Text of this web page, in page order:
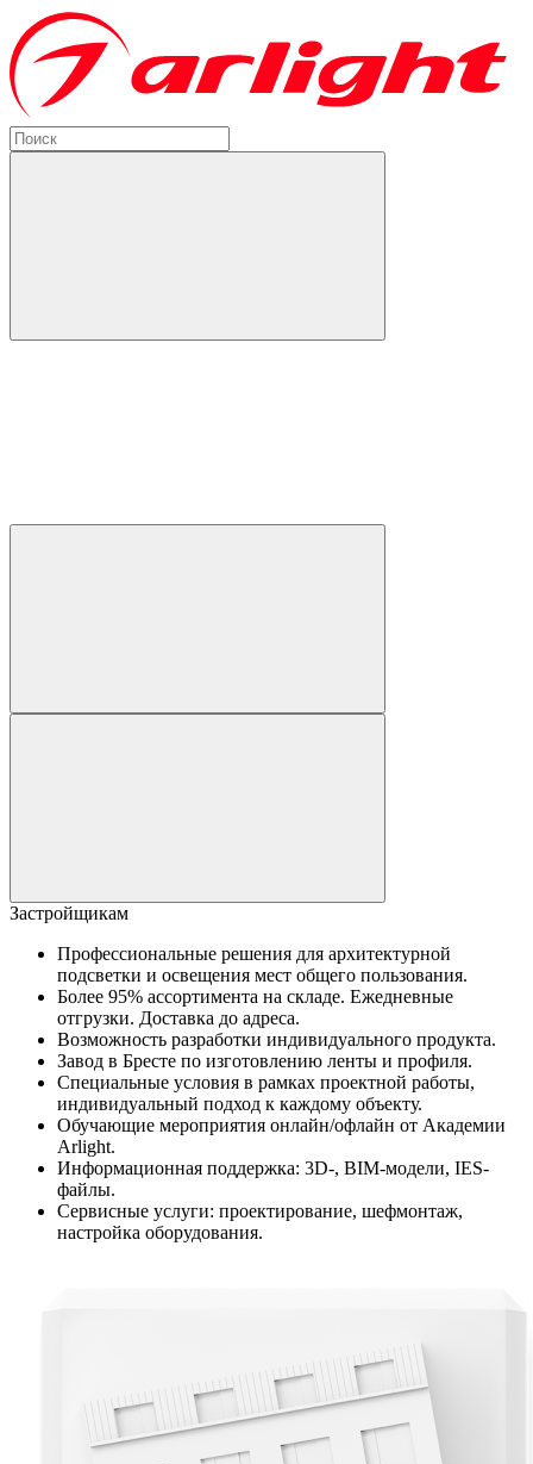
Застройщикам
Профессиональные решения для архитектурной
подсветки и освещения мест общего пользования.
Более 95% ассортимента на складе. Ежедневные
отгрузки. Доставка до адреса.
Возможность разработки индивидуального продукта.
Завод в Бресте по изготовлению ленты и профиля.
Специальные условия в рамках проектной работы,
индивидуальный подход к каждому объекту.
Обучающие мероприятия онлайн/офлайн от Академии
Arlight.
Информационная поддержка: 3D-, BIM-модели, IES-
файлы.
Сервисные услуги: проектирование, шефмонтаж,
настройка оборудования.